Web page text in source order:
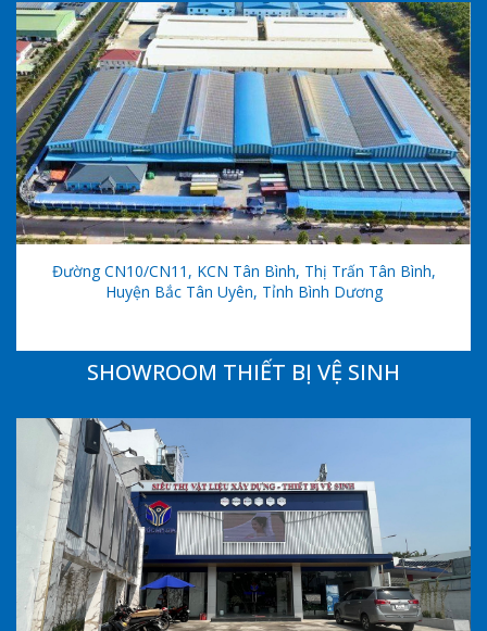
Đường CN10/CN11, KCN Tân Bình, Thị Trấn Tân Bình,
Huyện Bắc Tân Uyên, Tỉnh Bình Dương
SHOWROOM THIẾT BỊ VỆ SINH